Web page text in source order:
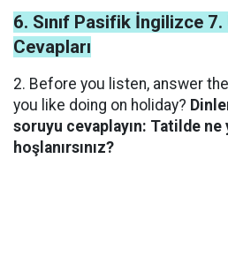
6. Sınıf Pasifik İngilizce
Cevapları
2. Before you listen, answer
you like doing on holiday?
soruyu cevaplayın: Tatilde ne
hoşlanırsınız?